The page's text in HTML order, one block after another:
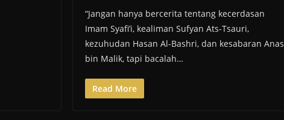
“Jangan hanya bercerita tentang kecerdasan
Imam Syafi’i, kealiman Sufyan Ats-Tsauri,
kezuhudan Hasan Al-Bashri, dan kesabaran Anas
bin Malik, tapi bacalah…
Read More